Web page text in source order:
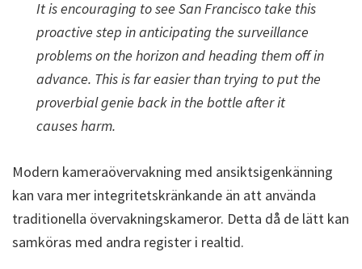
It is encouraging to see San Francisco take this
proactive step in anticipating the surveillance
problems on the horizon and heading them off in
advance. This is far easier than trying to put the
proverbial genie back in the bottle after it
causes harm.
Modern kameraövervakning med ansiktsigenkänning
kan vara mer integritetskränkande än att använda
traditionella övervakningskameror. Detta då de lätt kan
samköras med andra register i realtid.